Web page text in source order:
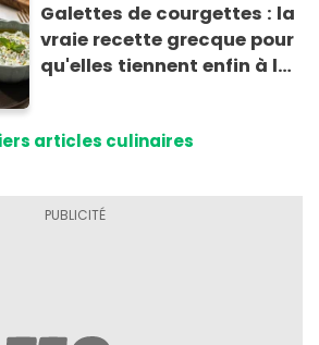
Galettes de courgettes : la
vraie recette grecque pour
qu'elles tiennent enfin à la
articles culinaires